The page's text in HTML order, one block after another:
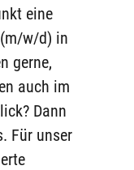
eine
w/d) in
gerne,
auch im
Dann
Für unser